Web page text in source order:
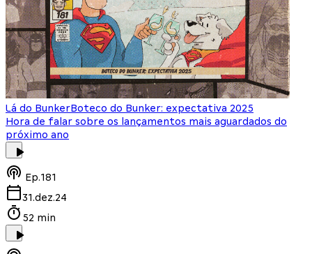
Lá do BunkerBoteco do Bunker: expectativa 2025
Hora de falar sobre os lançamentos mais aguardados do
próximo ano
Ep.181
31.dez.24
52 min